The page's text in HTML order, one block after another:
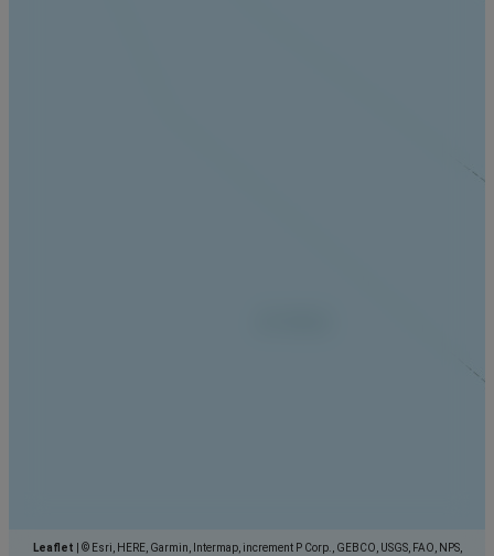
Leaflet
© Esri, HERE, Garmin, Intermap, increment P Corp., GEBCO, USGS, FAO, NPS,